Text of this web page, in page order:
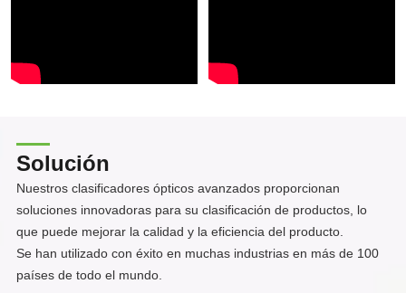
Solución
Nuestros clasificadores ópticos avanzados proporcionan
soluciones innovadoras para su clasificación de productos, lo
que puede mejorar la calidad y la eficiencia del producto.
Se han utilizado con éxito en muchas industrias en más de 100
países de todo el mundo.